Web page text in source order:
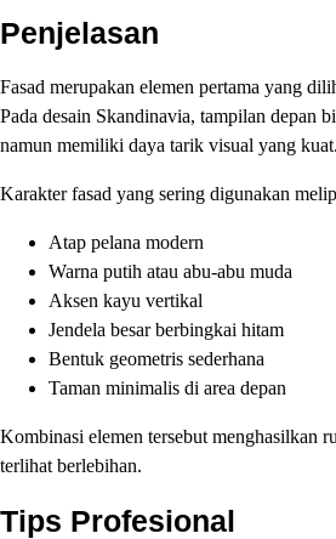
Penjelasan
Fasad merupakan elemen pertama yang
Pada desain Skandinavia, tampilan depan
namun memiliki daya tarik visual yang kuat.
Karakter fasad yang sering digunakan
Atap pelana modern
Warna putih atau abu-abu muda
Aksen kayu vertikal
Jendela besar berbingkai hitam
Bentuk geometris sederhana
Taman minimalis di area depan
Kombinasi elemen tersebut menghasilkan
terlihat berlebihan.
Tips Profesional